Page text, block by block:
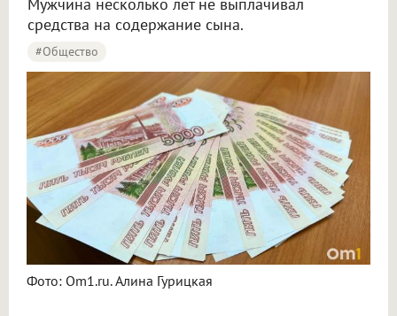
средства на содержание сына.
#Общество
Фото: Om1.ru. Алина Гурицкая